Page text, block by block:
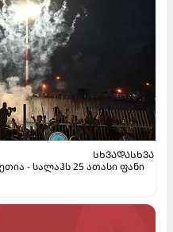
ᲡᲮᲕᲐᲓᲐᲡᲮᲕᲐ
- სალაჰს 25 ათასი ფანი